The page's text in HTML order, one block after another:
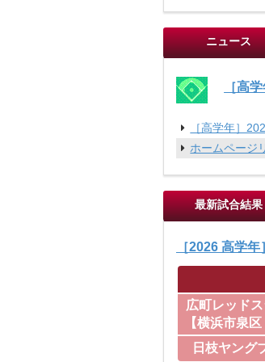
ニュース
［高
［高学年］
ホームページ
最新試合結果
［2026 高学
広町レッド
【横浜市泉区
日枝ヤング